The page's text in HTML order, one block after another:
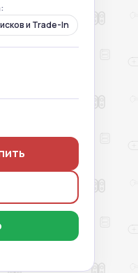
и Trade-In